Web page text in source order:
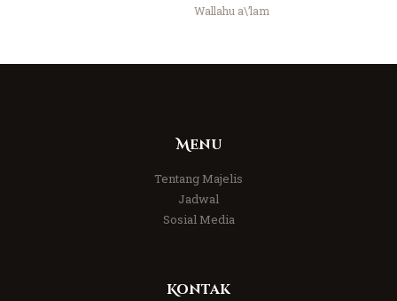
Wallahu a\’lam
Menu
Tentang Majelis
Jadwal
Sosial Media
Kontak